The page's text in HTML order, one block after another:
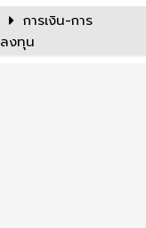
การเงิน-การ
ลงทุน